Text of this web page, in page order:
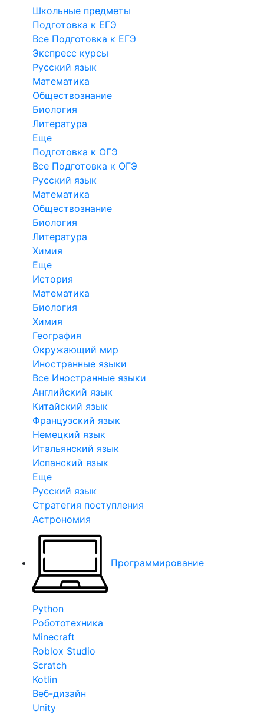
Школьные предметы
Подготовка к ЕГЭ
Все Подготовка к ЕГЭ
Экспресс курсы
Русский язык
Математика
Обществознание
Биология
Литература
Еще
Подготовка к ОГЭ
Все Подготовка к ОГЭ
Русский язык
Математика
Обществознание
Биология
Литература
Химия
Еще
История
Математика
Биология
Химия
География
Окружающий мир
Иностранные языки
Все Иностранные языки
Английский язык
Китайский язык
Французский язык
Немецкий язык
Итальянский язык
Испанский язык
Еще
Русский язык
Стратегия поступления
Астрономия
Программирование
Python
Робототехника
Minecraft
Roblox Studio
Scratch
Kotlin
Веб-дизайн
Unity